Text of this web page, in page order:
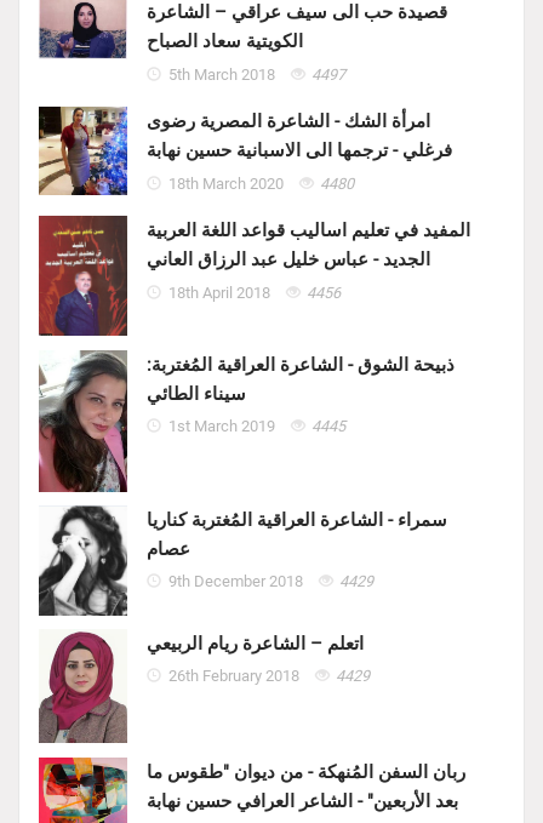
قصيدة حب الى سيف عراقي – الشاعرة
الكويتية سعاد الصباح
5th March 2018 4497
امرأة الشك - الشاعرة المصرية رضوى
فرغلي - ترجمها الى الاسبانية حسين نهابة
18th March 2020 4480
المفيد في تعليم اساليب قواعد اللغة العربية
الجديد - عباس خليل عبد الرزاق العاني
18th April 2018 4456
ذبيحة الشوق - الشاعرة العراقية المُغتربة:
سيناء الطائي
1st March 2019 4445
سمراء - الشاعرة العراقية المُغتربة كناريا
عصام
9th December 2018 4429
اتعلم – الشاعرة ريام الربيعي
26th February 2018 4429
ربان السفن المُنهكة - من ديوان "طقوس ما
بعد الأربعين" - الشاعر العرافي حسين نهابة